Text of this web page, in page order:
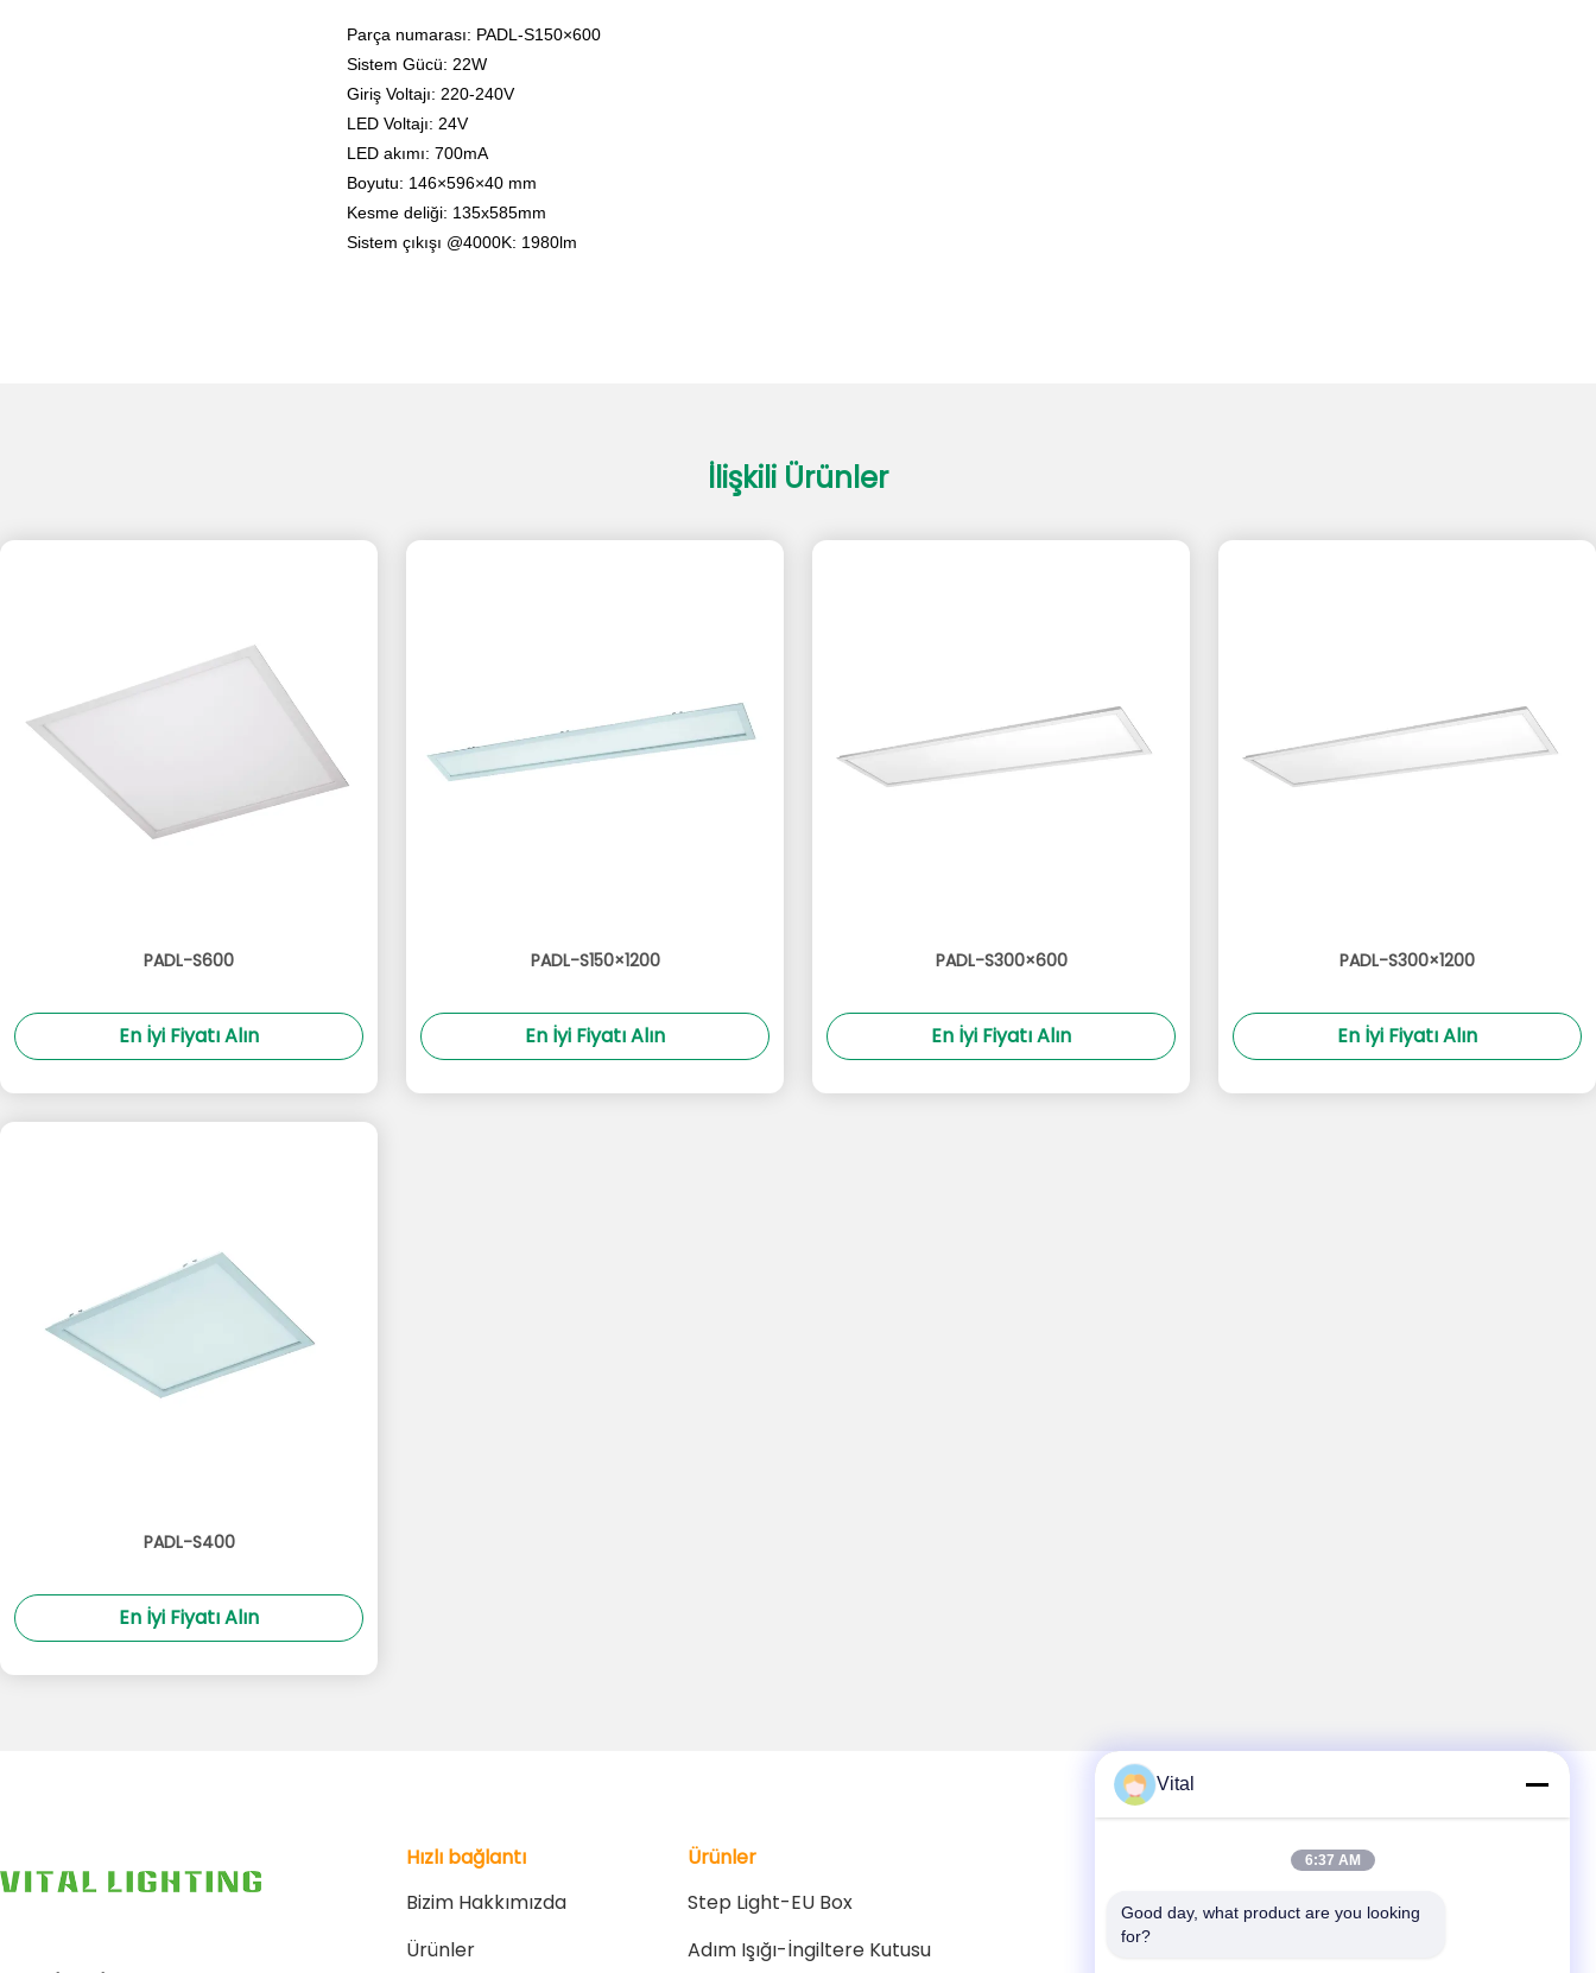
Parça numarası: PADL-S150×600
Sistem Gücü: 22W
Giriş Voltajı: 220-240V
LED Voltajı: 24V
LED akımı: 700mA
Boyutu: 146×596×40 mm
Kesme deliği: 135x585mm
Sistem çıkışı @4000K: 1980lm
İlişkili Ürünler
PADL-S600
En İyi Fiyatı Alın
PADL-S150×1200
En İyi Fiyatı Alın
PADL-S300×600
En İyi Fiyatı Alın
PADL-S300×1200
En İyi Fiyatı Alın
PADL-S400
En İyi Fiyatı Alın
Hızlı bağlantı
Bizim Hakkımızda
Ürünler
Ürünler
Step Light-EU Box
Adım Işığı-İngiltere Kutusu
Tel
Vital
6:37 AM
Good day, what product are you looking
for?